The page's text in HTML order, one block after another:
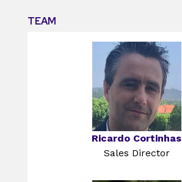
TEAM
Ricardo Cortinhas
Sales Director